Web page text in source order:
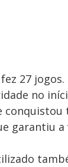
27
no
garantiu